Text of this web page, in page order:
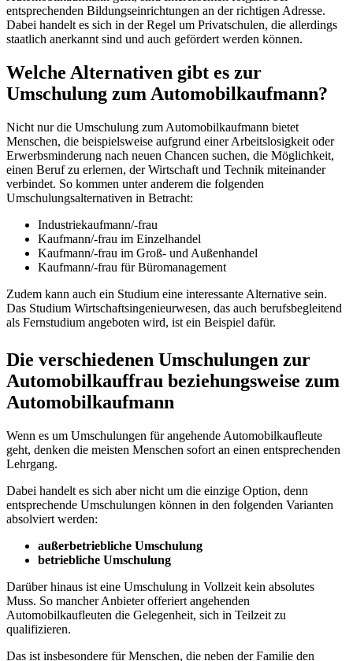
entsprechenden Bildungseinrichtungen an der richtigen Adresse.
Dabei handelt es sich in der Regel um Privatschulen, die allerdings
staatlich anerkannt sind und auch gefördert werden können.
Welche Alternativen gibt es zur
Umschulung zum Automobilkaufmann?
Nicht nur die Umschulung zum Automobilkaufmann bietet
Menschen, die beispielsweise aufgrund einer Arbeitslosigkeit oder
Erwerbsminderung nach neuen Chancen suchen, die Möglichkeit,
einen Beruf zu erlernen, der Wirtschaft und Technik miteinander
verbindet. So kommen unter anderem die folgenden
Umschulungsalternativen in Betracht:
Industriekaufmann/-frau
Kaufmann/-frau im Einzelhandel
Kaufmann/-frau im Groß- und Außenhandel
Kaufmann/-frau für Büromanagement
Zudem kann auch ein Studium eine interessante Alternative sein.
Das Studium Wirtschaftsingenieurwesen, das auch berufsbegleitend
als Fernstudium angeboten wird, ist ein Beispiel dafür.
Die verschiedenen Umschulungen zur
Automobilkauffrau beziehungsweise zum
Automobilkaufmann
Wenn es um Umschulungen für angehende Automobilkaufleute
geht, denken die meisten Menschen sofort an einen entsprechenden
Lehrgang.
Dabei handelt es sich aber nicht um die einzige Option, denn
entsprechende Umschulungen können in den folgenden Varianten
absolviert werden:
außerbetriebliche Umschulung
betriebliche Umschulung
Darüber hinaus ist eine Umschulung in Vollzeit kein absolutes
Muss. So mancher Anbieter offeriert angehenden
Automobilkaufleuten die Gelegenheit, sich in Teilzeit zu
qualifizieren.
Das ist insbesondere für Menschen, die neben der Familie den